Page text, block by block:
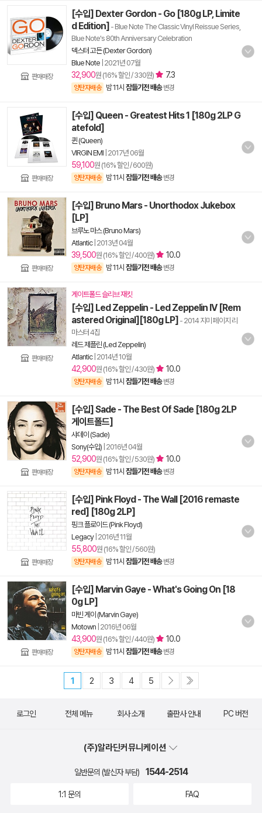
판매매장
[수입] Dexter Gordon - Go [180g LP, Limite
d Edition] - Blue Note The Classic Vinyl Reissue Series,
Blue Note's 80th Anniversary Celebration
덱스터 고든 (Dexter Gordon)
Blue Note 2021년 07월
32,900원 (16% 할인 / 330원) 7.3
양탄자배송 밤 11시 잠들기전 배송 변경
판매매장
[수입] Queen - Greatest Hits 1 [180g 2LP G
atefold]
퀸 (Queen)
VIRGIN EMI 2017년 06월
59,100원 (16% 할인 / 600원)
양탄자배송 밤 11시 잠들기전 배송 변경
판매매장
[수입] Bruno Mars - Unorthodox Jukebox
[LP]
브루노 마스 (Bruno Mars)
Atlantic| 2013년 04월
39,500원 (16% 할인 / 400원) 10.0
양탄자배송 밤 11시 잠들기전 배송 변경
판매매장
게이트폴드 슬리브 재킷
[수입] Led Zeppelin - Led Zeppelin IV [Rem
astered Original][180g LP] - 2014 지미 페이지 리
마스터 4집
레드 제플린 (Led Zeppelin)
Atlantic| 2014년 10월
42,900원 (16% 할인 / 430원) 10.0
양탄자배송 밤 11시 잠들기전 배송 변경
판매매장
[수입] Sade - The Best Of Sade [180g 2LP
게이트폴드]
샤데이 (Sade)
Sony(수입) 2016년 04월
52,900원 (16% 할인 / 530원) 10.0
양탄자배송 밤 11시 잠들기전 배송 변경
판매매장
[수입] Pink Floyd - The Wall [2016 remaste
red] [180g 2LP]
핑크 플로이드 (Pink Floyd)
Legacy| 2016년 11월
55,800원 (16% 할인 / 560원)
양탄자배송 밤 11시 잠들기전 배송 변경
판매매장
[수입] Marvin Gaye - What's Going On [18
0g LP]
마빈 게이 (Marvin Gaye)
Motown 2016년 06월
43,900원 (16% 할인 / 440원) 10.0
양탄자배송 밤 11시 잠들기전 배송 변경
1 2 3 4 5
로그인 전체 메뉴 회사 소개 출판사 안내 PC 버전
(주)알라딘커뮤니케이션
일반문의 (발신자 부담) 1544-2514
1:1 문의 FAQ